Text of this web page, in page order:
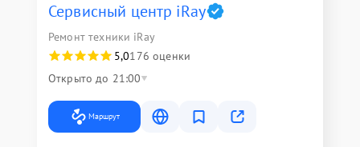
Сервисный центр iRay
Ремонт техники iRay
5,0176 оценки
Открыто до 21:00
Маршрут